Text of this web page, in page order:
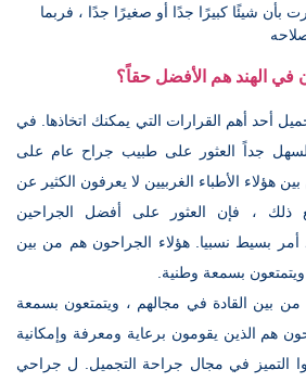
بأن شيئًا كبيرًا جدًا أو صغيرًا جدًا ، فربما
في الهند هم الأفضل حقاً؟
أحد أهم القرارات التي يمكنك اتخاذها. في
جداً العثور على طبيب جراح عام على
هؤلاء الأطباء الغربيين لا يعرفون الكثير عن
ذلك ، فإن العثور على أفضل الجراحين
أمر بسيط نسبيا. هؤلاء الجراحون هم من بين
بسمعة وطنية.
من بين القادة في مجالهم ، ويتمتعون بسمعة
هم الذين يقومون برعاية ومعرفة وإمكانية
التميز في مجال جراحة التجميل. ل جراحي